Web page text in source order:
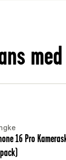
med
16 Pro